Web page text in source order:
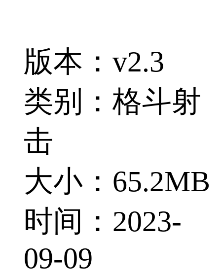
版本：v2.3
类别：格斗射
击
大小：65.2MB
时间：2023-
09-09